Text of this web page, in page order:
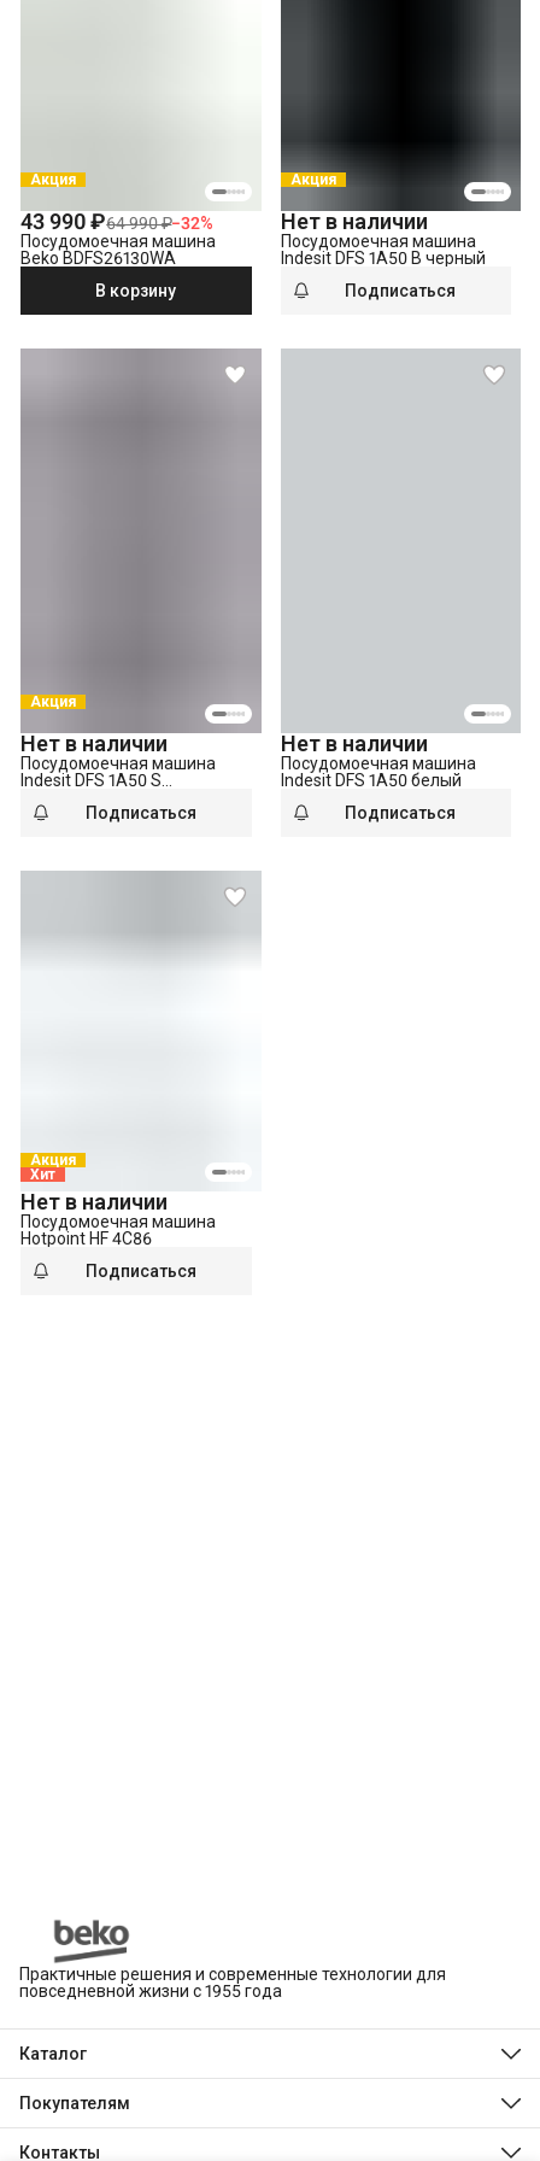
Акция
43 990 ₽64 990 ₽−32%
Посудомоечная машина
Beko BDFS26130WA
В корзину
Акция
Нет в наличии
Посудомоечная машина
Indesit DFS 1A50 B черный
Подписаться
Акция
Нет в наличии
Посудомоечная машина
Indesit DFS 1A50 S
Подписаться
Нет в наличии
Посудомоечная машина
Indesit DFS 1A50 белый
Подписаться
Акция
Хит
Нет в наличии
Посудомоечная машина
Hotpoint HF 4C86
Подписаться
Практичные решения и современные технологии для
повседневной жизни с 1955 года
Каталог
Hotpoint
Стиральные и сушильные машины
Покупателям
Оплата
Контакты